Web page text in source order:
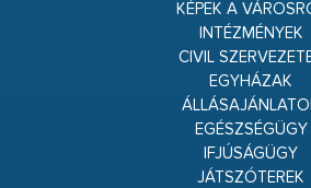
KÉPEK A
INTÉZMÉNYEK
CIVIL
EGYHÁZAK
EGÉSZSÉGÜGY
IFJÚSÁGÜGY
JÁTSZÓTEREK